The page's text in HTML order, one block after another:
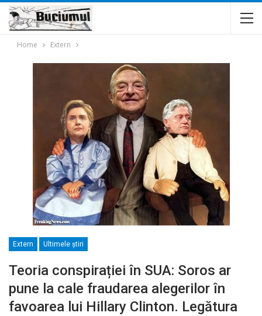
Home Extern
Extern Ultimele ştiri
Teoria conspirației în SUA: Soros ar
pune la cale fraudarea alegerilor în
favoarea lui Hillary Clinton. Legătura